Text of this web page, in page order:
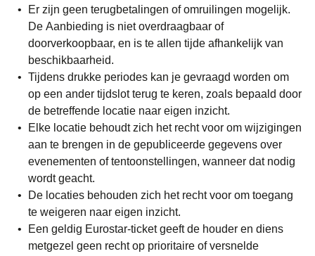
Er zijn geen terugbetalingen of omruilingen mogelijk.
De Aanbieding is niet overdraagbaar of
doorverkoopbaar, en is te allen tijde afhankelijk van
beschikbaarheid.
Tijdens drukke periodes kan je gevraagd worden om
op een ander tijdslot terug te keren, zoals bepaald door
de betreffende locatie naar eigen inzicht.
Elke locatie behoudt zich het recht voor om wijzigingen
aan te brengen in de gepubliceerde gegevens over
evenementen of tentoonstellingen, wanneer dat nodig
wordt geacht.
De locaties behouden zich het recht voor om toegang
te weigeren naar eigen inzicht.
Een geldig Eurostar-ticket geeft de houder en diens
metgezel geen recht op prioritaire of versnelde